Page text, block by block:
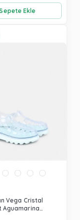
Ekle
Vega Cristal
Aguamarina